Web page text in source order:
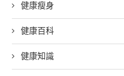
健康瘦身
健康百科
健康知識